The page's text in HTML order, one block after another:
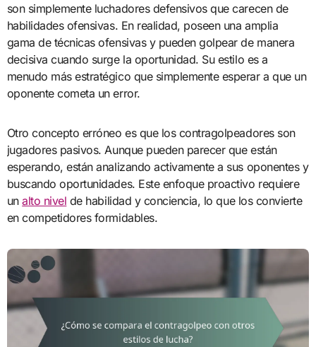
son simplemente luchadores defensivos que carecen de
habilidades ofensivas. En realidad, poseen una amplia
gama de técnicas ofensivas y pueden golpear de manera
decisiva cuando surge la oportunidad. Su estilo es a
menudo más estratégico que simplemente esperar a que un
oponente cometa un error.
Otro concepto erróneo es que los contragolpeadores son
jugadores pasivos. Aunque pueden parecer que están
esperando, están analizando activamente a sus oponentes y
buscando oportunidades. Este enfoque proactivo requiere
unalto nivel de habilidad y conciencia, lo que los convierte
en competidores formidables.